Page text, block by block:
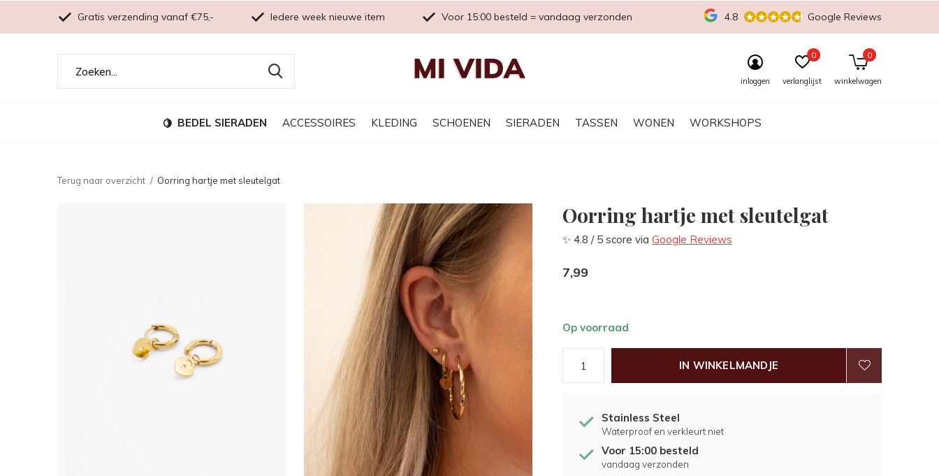
BEDEL SIERADEN ACCESSOIRES KLEDING SCHOENEN SIERADEN TASSEN WONEN WORKSHOPS
inloggen verlanglijst
0
winkelwagen
0
Gratis verzending vanaf €75,- Iedere week nieuwe item Voor 15:00 besteld = vandaag verzonden 4.8 Google Reviews
Terug naar overzicht Oorring hartje met sleutelgat
Oorring hartje met sleutelgat
✨ 4.8 / 5 score via Google Reviews
7,99
Op voorraad
IN WINKELMANDJE
Stainless Steel
Waterproof en verkleurt niet
Voor 15:00 besteld
vandaag verzonden